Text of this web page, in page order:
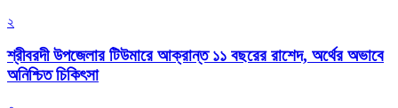
২
শ্রীবরদী উপজেলার টিউমারে আক্রান্ত ১১ বছরের রাশেদ, অর্থের অভাবে
অনিশ্চিত চিকিৎসা